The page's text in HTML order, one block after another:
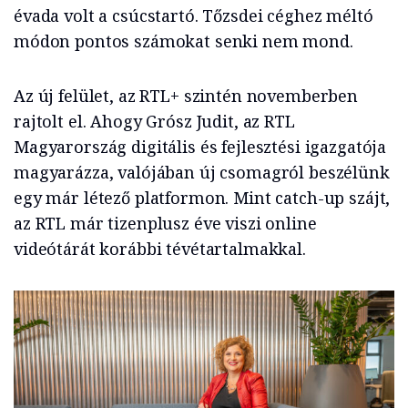
évada volt a csúcstartó. Tőzsdei céghez méltó
módon pontos számokat senki nem mond.
Az új felület, az RTL+ szintén novemberben
rajtolt el. Ahogy Grósz Judit, az RTL
Magyarország digitális és fejlesztési igazgatója
magyarázza, valójában új csomagról beszélünk
egy már létező platformon. Mint catch-up szájt,
az RTL már tizenplusz éve viszi online
videótárát korábbi tévétartalmakkal.